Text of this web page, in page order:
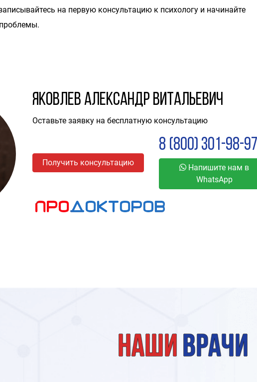
на первую консультацию к психологу и начинайте
Яковлев Александр Витальевич
Оставьте заявку на бесплатную консультацию
Получить консультацию
8 (800) 301-98-97
Напишите нам в
WhatsApp
Наши врачи